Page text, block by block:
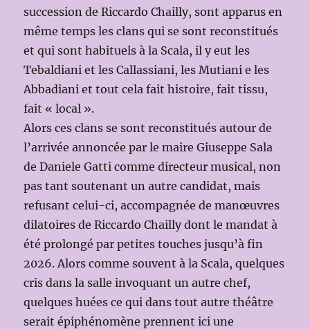
succession de Riccardo Chailly, sont apparus en
même temps les clans qui se sont reconstitués
et qui sont habituels à la Scala, il y eut les
Tebaldiani et les Callassiani, les Mutiani e les
Abbadiani et tout cela fait histoire, fait tissu,
fait « local ».
Alors ces clans se sont reconstitués autour de
l’arrivée annoncée par le maire Giuseppe Sala
de Daniele Gatti comme directeur musical, non
pas tant soutenant un autre candidat, mais
refusant celui-ci, accompagnée de manœuvres
dilatoires de Riccardo Chailly dont le mandat à
été prolongé par petites touches jusqu’à fin
2026. Alors comme souvent à la Scala, quelques
cris dans la salle invoquant un autre chef,
quelques huées ce qui dans tout autre théâtre
serait épiphénomène prennent ici une